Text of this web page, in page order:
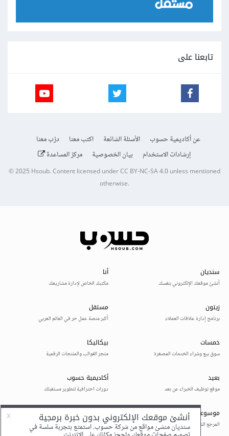
تابعنا على
عن أكاديمية حسوب الأسئلة الشائعة اكتب معنا
درّب معنا
إرشادات الاستخدام
بيان الخصوصية مركز المساعدة
© 2025Hsoub.Content licensed underCC BY-NC-SA 4.0unless mentioned
otherwise.